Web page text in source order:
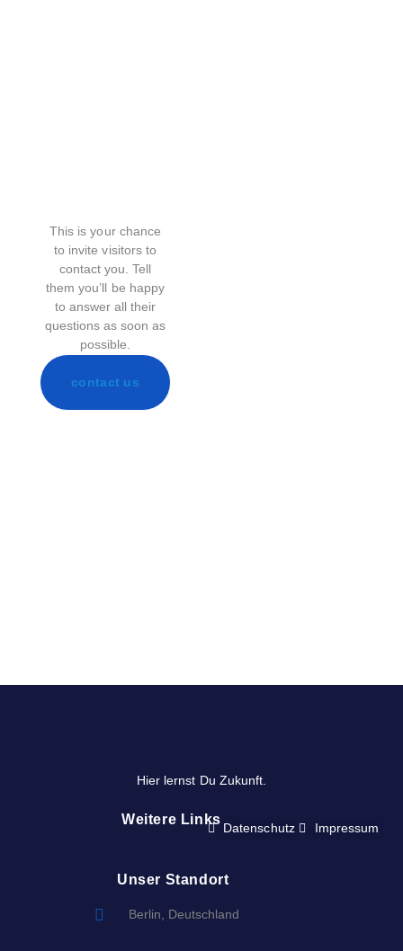
This is your chance
to invite visitors to
contact you. Tell
them you’ll be happy
to answer all their
questions as soon as
possible.
contact us
Hier lernst Du Zukunft.
Weitere Links
Datenschutz Impressum
Unser Standort
Berlin, Deutschland